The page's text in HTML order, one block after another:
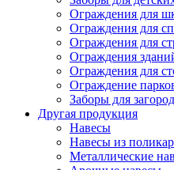
Ограждения для
Ограждения для
Ограждения для
Ограждения
Ограждения для
Ограждение
Заборы для
Другая продукция
Навесы
Навесы из
Металлические